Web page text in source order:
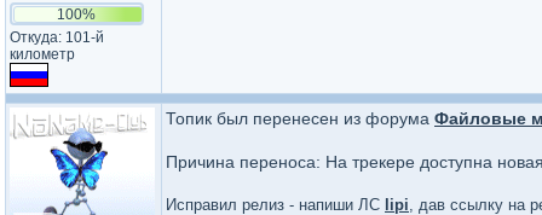
100%
Откуда: 101-й
километр
Топик был перенесен из форума Файловые
Причина переноса: На трекере доступна
Исправил релиз - напиши ЛС lipi, дав ссылку на